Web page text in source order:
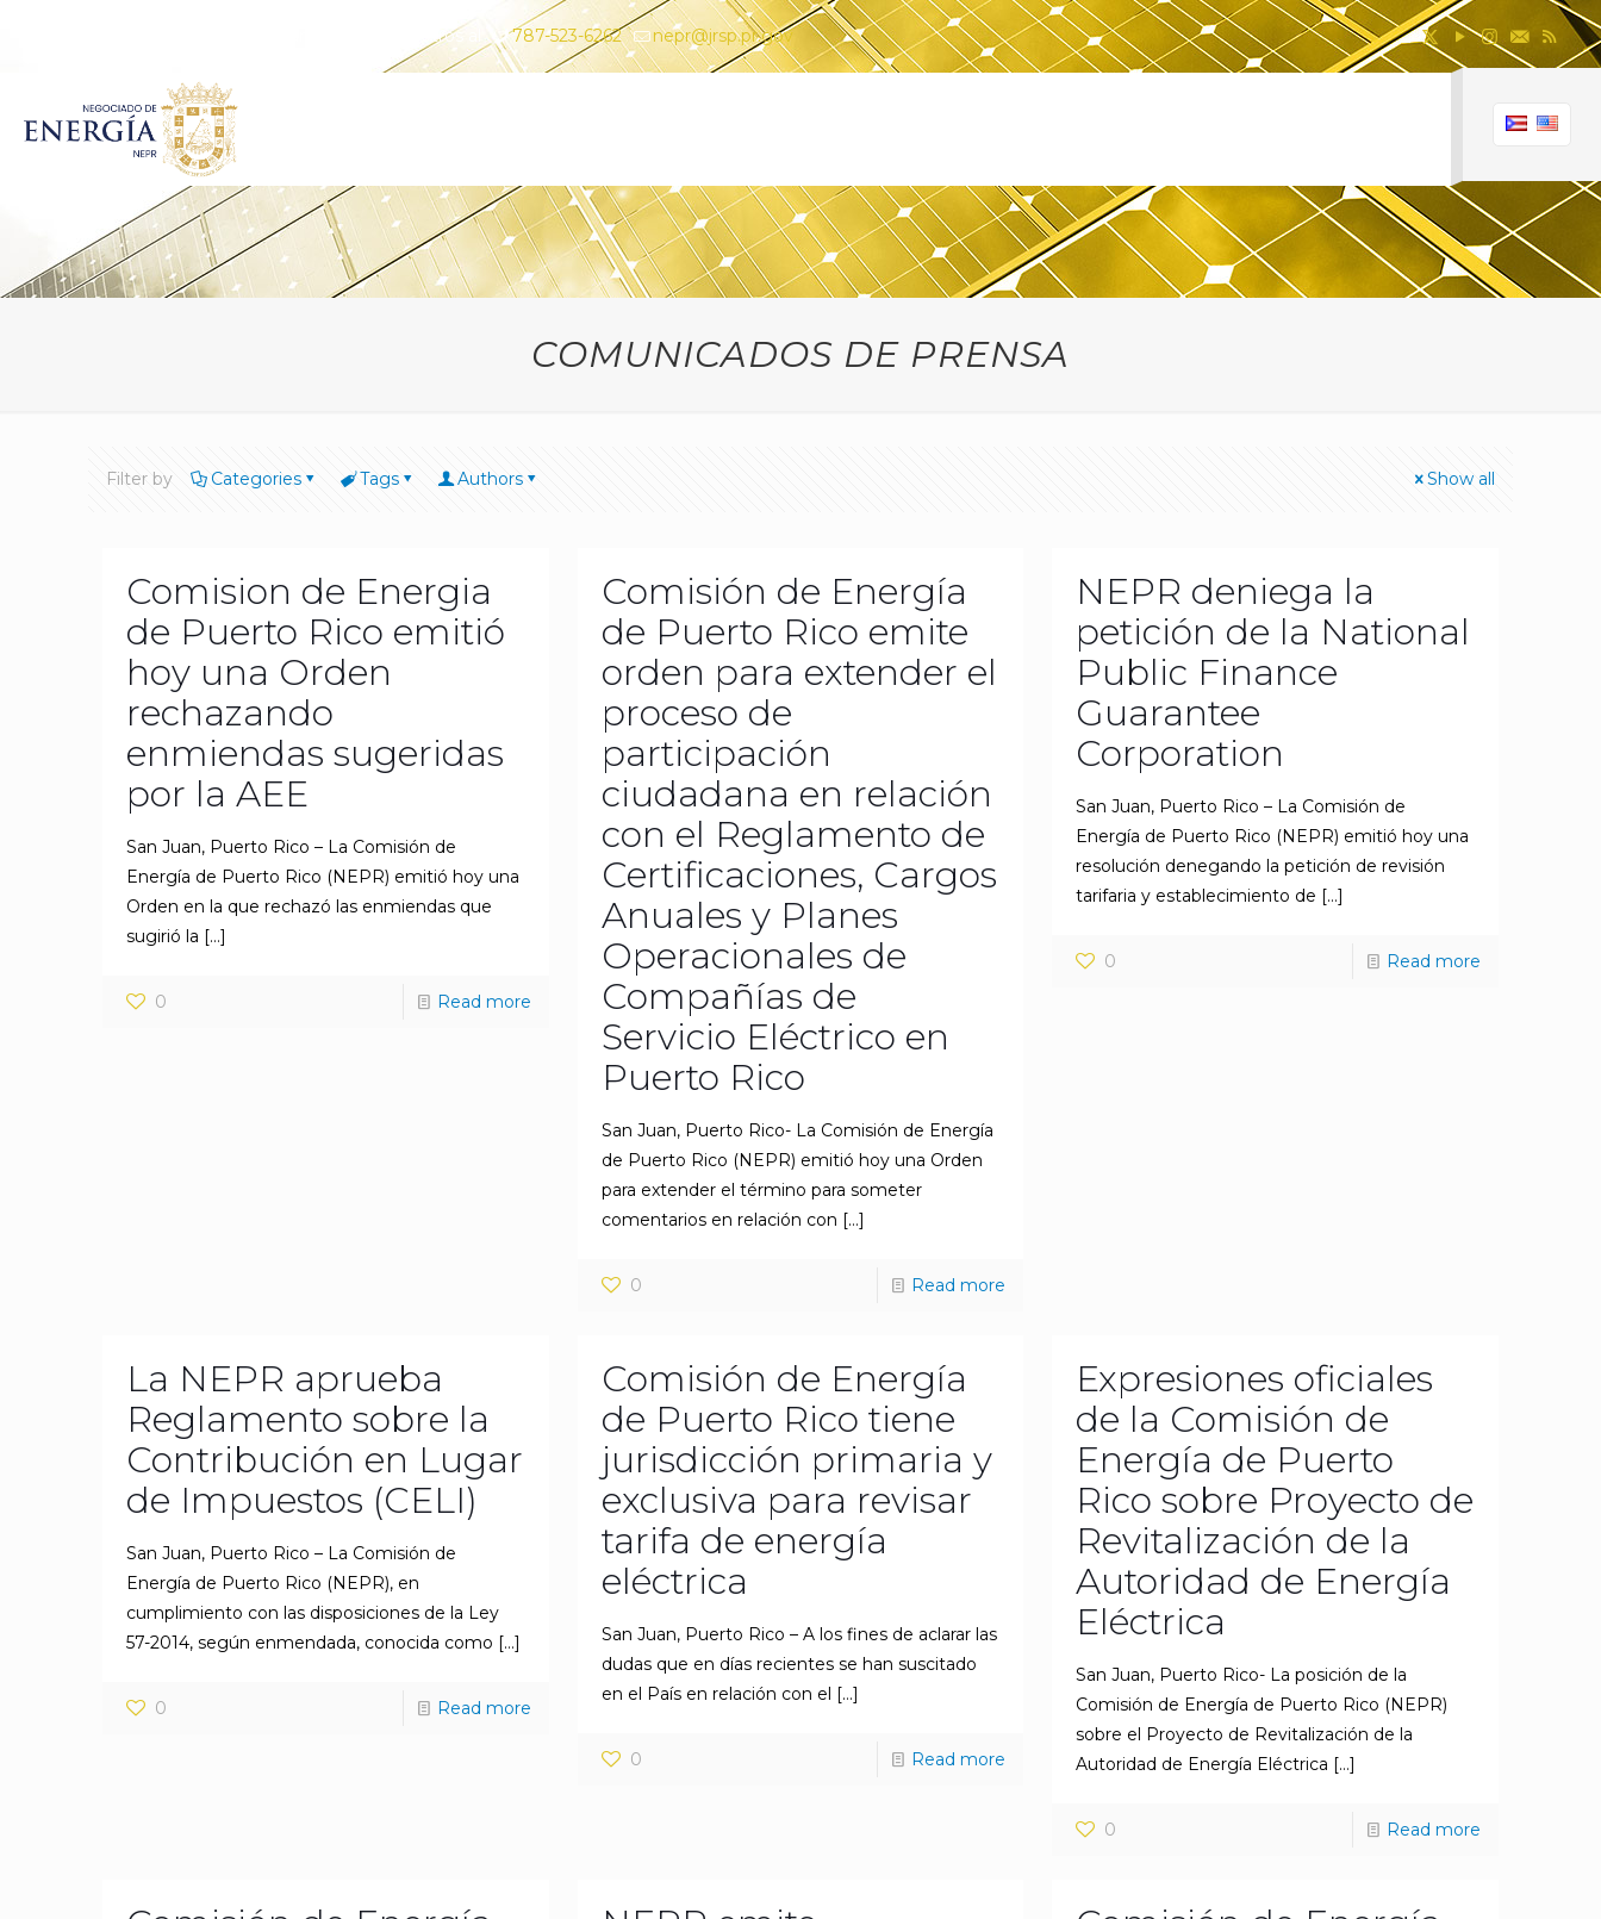
¿Tiene alguna pregunta? Comunícate con nosotros al 787-523-6262 nepr@jrsp.pr.gov
COMUNICADOS DE PRENSA
Filter by Categories Tags Authors Show all
Comision de Energia
de Puerto Rico emitió
hoy una Orden
rechazando
enmiendas sugeridas
por la AEE
San Juan, Puerto Rico – La Comisión de
Energía de Puerto Rico (NEPR) emitió hoy una
Orden en la que rechazó las enmiendas que
sugirió la […]
0 Read more
Comisión de Energía
de Puerto Rico emite
orden para extender el
proceso de
participación
ciudadana en relación
con el Reglamento de
Certificaciones, Cargos
Anuales y Planes
Operacionales de
Compañías de
Servicio Eléctrico en
Puerto Rico
San Juan, Puerto Rico- La Comisión de Energía
de Puerto Rico (NEPR) emitió hoy una Orden
para extender el término para someter
comentarios en relación con […]
0 Read more
NEPR deniega la
petición de la National
Public Finance
Guarantee
Corporation
San Juan, Puerto Rico – La Comisión de
Energía de Puerto Rico (NEPR) emitió hoy una
resolución denegando la petición de revisión
tarifaria y establecimiento de […]
0 Read more
La NEPR aprueba
Reglamento sobre la
Contribución en Lugar
de Impuestos (CELI)
San Juan, Puerto Rico – La Comisión de
Energía de Puerto Rico (NEPR), en
cumplimiento con las disposiciones de la Ley
57-2014, según enmendada, conocida como […]
0 Read more
Comisión de Energía
de Puerto Rico tiene
jurisdicción primaria y
exclusiva para revisar
tarifa de energía
eléctrica
San Juan, Puerto Rico – A los fines de aclarar las
dudas que en días recientes se han suscitado
en el País en relación con el […]
0 Read more
Expresiones oficiales
de la Comisión de
Energía de Puerto
Rico sobre Proyecto de
Revitalización de la
Autoridad de Energía
Eléctrica
San Juan, Puerto Rico- La posición de la
Comisión de Energía de Puerto Rico (NEPR)
sobre el Proyecto de Revitalización de la
Autoridad de Energía Eléctrica […]
0 Read more